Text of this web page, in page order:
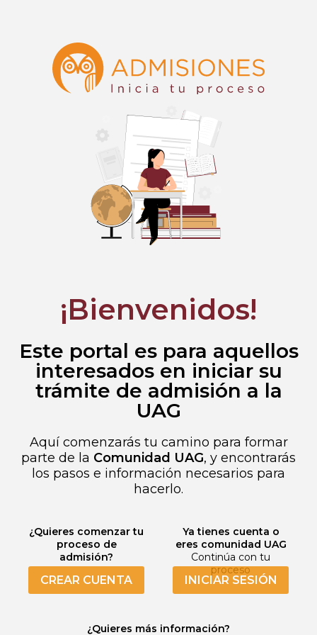
¡Bienvenidos!
Este portal es para aquellos
interesados en iniciar su
trámite de admisión a la
UAG
Aquí comenzarás tu camino para formar
parte de la Comunidad UAG, y encontrarás
los pasos e información necesarios para
hacerlo.
¿Quieres comenzar tu
proceso de
admisión?
CREAR CUENTA
Ya tienes cuenta o
eres comunidad UAG
Continúa con tu
proceso
INICIAR SESIÓN
¿Quieres más información?